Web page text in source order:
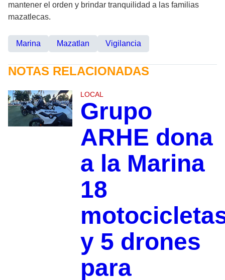
mantener el orden y brindar tranquilidad a las familias
mazatlecas.
Marina Mazatlan Vigilancia
NOTAS RELACIONADAS
LOCAL
Grupo
ARHE dona
a la Marina
18
y 5 drones
para